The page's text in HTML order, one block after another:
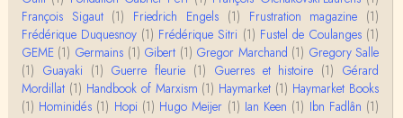
François Sigaut (1) Friedrich Engels (1) Frustration magazine (1)
Frédérique Duquesnoy (1) Frédérique Sitri (1) Fustel de Coulanges (1)
GEME (1) Germains (1) Gibert (1) Gregor Marchand (1) Gregory Salle
(1) Guayaki (1) Guerre fleurie (1) Guerres et histoire (1) Gérard
Mordillat (1) Handbook of Marxism (1) Haymarket (1) Haymarket Books
(1) Hominidés (1) Hopi (1) Hugo Meijer (1) Ian Keen (1) Ibn Fadlân (1)